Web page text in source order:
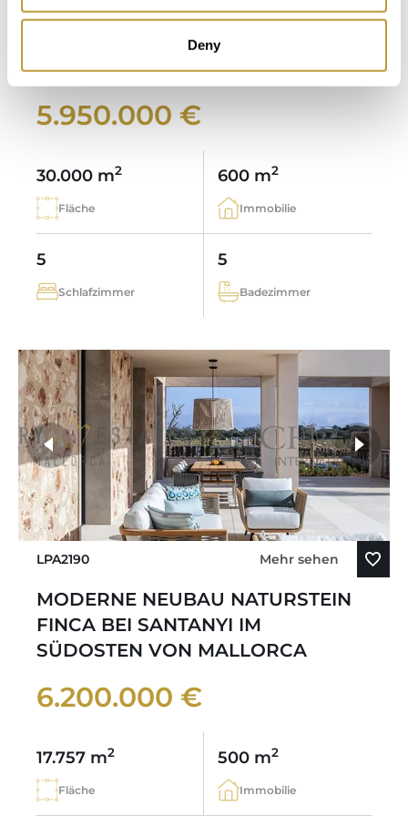
Deny
MALLORCA MIT FERNBLICK
ABSOLUTER PRIVATSPHÄRE UND
VERMIETUNGSLIZENZ
5.950.000 €
30.000 m2
Fläche
600 m2
Immobilie
5
Schlafzimmer
5
Badezimmer
LPA2190 Mehr sehen
MODERNE NEUBAU NATURSTEIN
FINCA BEI SANTANYI IM
SÜDOSTEN VON MALLORCA
6.200.000 €
17.757 m2
Fläche
500 m2
Immobilie